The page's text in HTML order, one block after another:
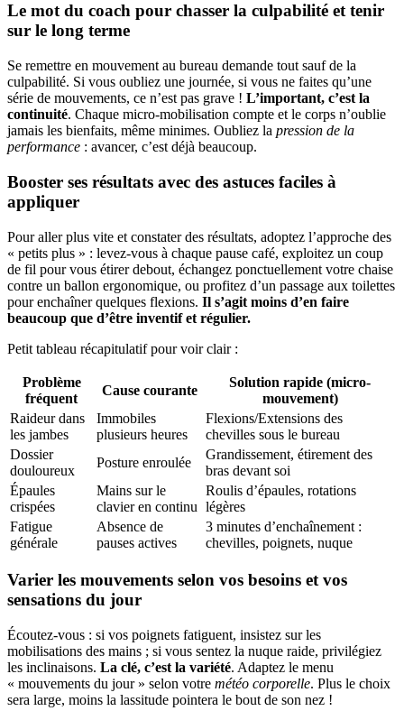
Le mot du coach pour chasser la culpabilité et tenir
sur le long terme
Se remettre en mouvement au bureau demande tout sauf de la
culpabilité. Si vous oubliez une journée, si vous ne faites qu’une
série de mouvements, ce n’est pas grave ! L’important, c’est la
continuité. Chaque micro-mobilisation compte et le corps n’oublie
jamais les bienfaits, même minimes. Oubliez la pression de la
performance : avancer, c’est déjà beaucoup.
Booster ses résultats avec des astuces faciles à
appliquer
Pour aller plus vite et constater des résultats, adoptez l’approche des
« petits plus » : levez-vous à chaque pause café, exploitez un coup
de fil pour vous étirer debout, échangez ponctuellement votre chaise
contre un ballon ergonomique, ou profitez d’un passage aux toilettes
pour enchaîner quelques flexions. Il s’agit moins d’en faire
beaucoup que d’être inventif et régulier.
Petit tableau récapitulatif pour voir clair :
Problème
fréquent
Cause courante
Solution rapide (micro-
mouvement)
Raideur dans
les jambes
Immobiles
plusieurs heures
Flexions/Extensions des
chevilles sous le bureau
Dossier
douloureux
Posture enroulée
Grandissement, étirement des
bras devant soi
Épaules
crispées
Mains sur le
clavier en continu
Roulis d’épaules, rotations
légères
Fatigue
générale
Absence de
pauses actives
3 minutes d’enchaînement :
chevilles, poignets, nuque
Varier les mouvements selon vos besoins et vos
sensations du jour
Écoutez-vous : si vos poignets fatiguent, insistez sur les
mobilisations des mains ; si vous sentez la nuque raide, privilégiez
les inclinaisons. La clé, c’est la variété. Adaptez le menu
« mouvements du jour » selon votre météo corporelle. Plus le choix
sera large, moins la lassitude pointera le bout de son nez !